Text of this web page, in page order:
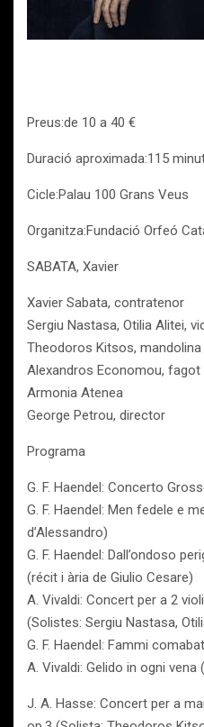
Preus:de 10 a 40 €
Duració aproximada:115
Cicle:Palau 100 Grans Veus
Organitza:Fundació Orfeó
SABATA, Xavier
Xavier Sabata, contratenor
Sergiu Nastasa, Otilia Alitei,
Theodoros Kitsos, mandolina
Alexandros Economou, fagot
Armonia Atenea
George Petrou, director
Programa
G. F. Haendel: Concerto
G. F. Haendel: Men fedele e
d’Alessandro)
G. F. Haendel: Dall’ondoso
(récit i ària de Giulio Cesare)
A. Vivaldi: Concert per a 2
(Solistes: Sergiu Nastasa,
G. F. Haendel: Fammi
A. Vivaldi: Gelido in ogni vena
J. A. Hasse: Concert per a